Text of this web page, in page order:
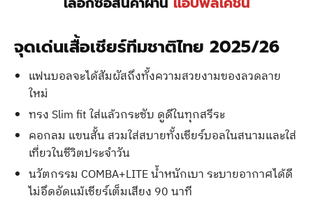
จุดเด่นเสื้อเชียร์ทีมชาติไทย 2025/26
แฟนบอลจะได้สัมผัสถึงทั้งความสวยงามของลวดลาย
ใหม่
ทรง Slim fit ใส่แล้วกระชับ ดูดีในทุกสรีระ
คอกลม แขนสั้น สวมใส่สบายทั้งเชียร์บอลในสนามและใส่
เที่ยวในชีวิตประจำวัน
นวัตกรรม COMBA+LITE น้ำหนักเบา ระบายอากาศได้ดี
ไม่อึดอัดแม้เชียร์เต็มเสียง 90 นาที